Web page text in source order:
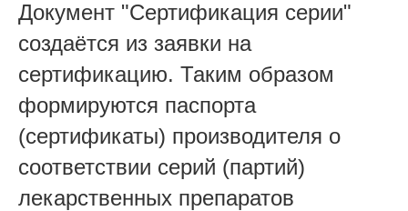
Документ "Сертификация серии"
создаётся из заявки на
сертификацию. Таким образом
формируются паспорта
(сертификаты) производителя о
соответствии серий (партий)
лекарственных препаратов